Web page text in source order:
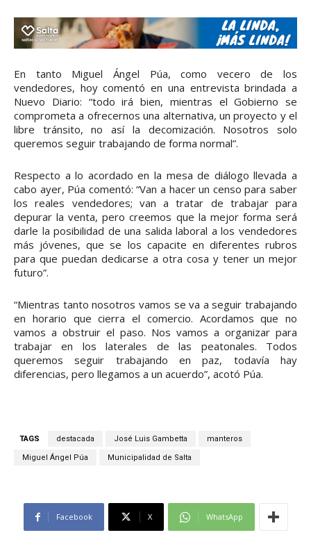
En tanto Miguel Ángel Púa, como vecero de los
vendedores, hoy comentó en una entrevista brindada a
Nuevo Diario: “todo irá bien, mientras el Gobierno se
comprometa a ofrecernos una alternativa, un proyecto y el
libre tránsito, no así la decomización. Nosotros solo
queremos seguir trabajando de forma normal”.
Respecto a lo acordado en la mesa de diálogo llevada a
cabo ayer, Púa comentó: “Van a hacer un censo para saber
los reales vendedores; van a tratar de trabajar para
depurar la venta, pero creemos que la mejor forma será
darle la posibilidad de una salida laboral a los vendedores
más jóvenes, que se los capacite en diferentes rubros
para que puedan dedicarse a otra cosa y tener un mejor
futuro”.
“Mientras tanto nosotros vamos se va a seguir trabajando
en horario que cierra el comercio. Acordamos que no
vamos a obstruir el paso. Nos vamos a organizar para
trabajar en los laterales de las peatonales. Todos
queremos seguir trabajando en paz, todavía hay
diferencias, pero llegamos a un acuerdo”, acotó Púa.
TAGS destacada José Luis Gambetta manteros
Miguel Ángel Púa Municipalidad de Salta
Facebook X WhatsApp